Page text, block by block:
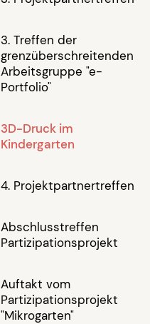
3. Treffen der
grenzüberschreitenden
Arbeitsgruppe "e-
Portfolio"
3D-Druck im
Kindergarten
4. Projektpartnertreffen
Abschlusstreffen
Partizipationsprojekt
Auftakt vom
Partizipationsprojekt
"Mikrogarten"